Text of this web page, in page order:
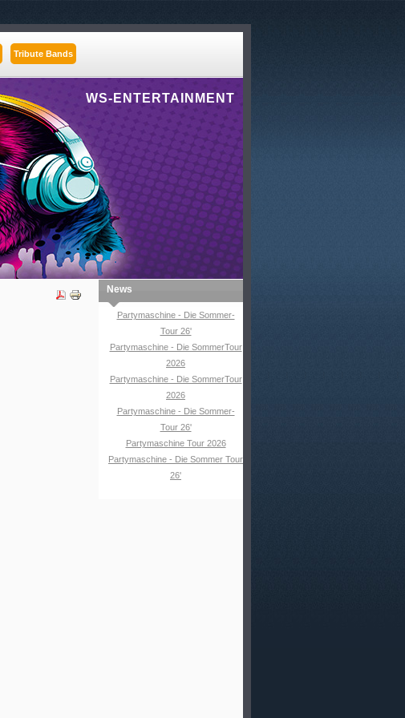
Tribute Bands
WS-ENTERTAINMENT
News
Partymaschine - Die Sommer-
Tour 26'
Partymaschine - Die SommerTour
2026
Partymaschine - Die SommerTour
2026
Partymaschine - Die Sommer-
Tour 26'
Partymaschine Tour 2026
Partymaschine - Die Sommer Tour
26'